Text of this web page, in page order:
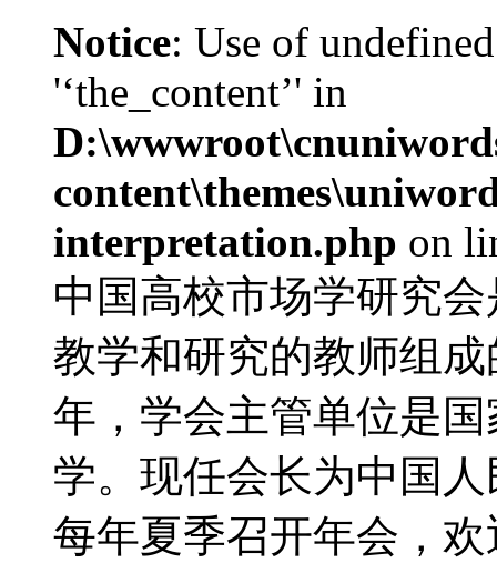
Notice: Use of
'‘the_content’' in
interpretation.php on
中国高校市场学研究
教学和研究的教师组
年，学会主管单位是
学。现任会长为中国
每年夏季召开年会，